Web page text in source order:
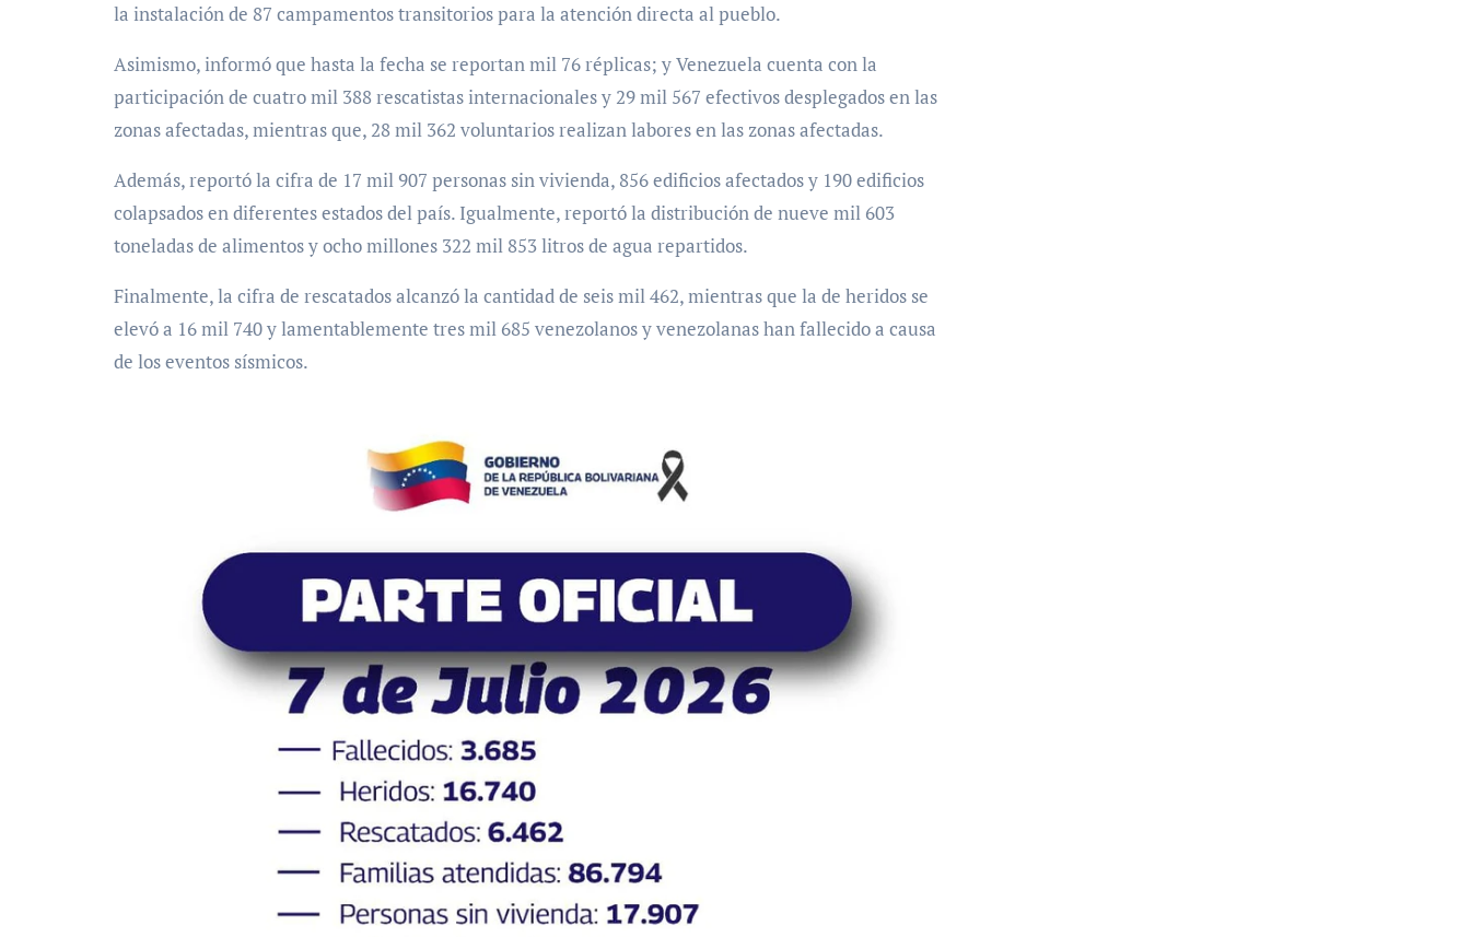
la instalación de 87 campamentos transitorios para la atención directa al pueblo.
Asimismo, informó que hasta la fecha se reportan mil 76 réplicas; y Venezuela cuenta con la
participación de cuatro mil 388 rescatistas internacionales y 29 mil 567 efectivos desplegados en las
zonas afectadas, mientras que, 28 mil 362 voluntarios realizan labores en las zonas afectadas.
Además, reportó la cifra de 17 mil 907 personas sin vivienda, 856 edificios afectados y 190 edificios
colapsados en diferentes estados del país. Igualmente, reportó la distribución de nueve mil 603
toneladas de alimentos y ocho millones 322 mil 853 litros de agua repartidos.
Finalmente, la cifra de rescatados alcanzó la cantidad de seis mil 462, mientras que la de heridos se
elevó a 16 mil 740 y lamentablemente tres mil 685 venezolanos y venezolanas han fallecido a causa
de los eventos sísmicos.